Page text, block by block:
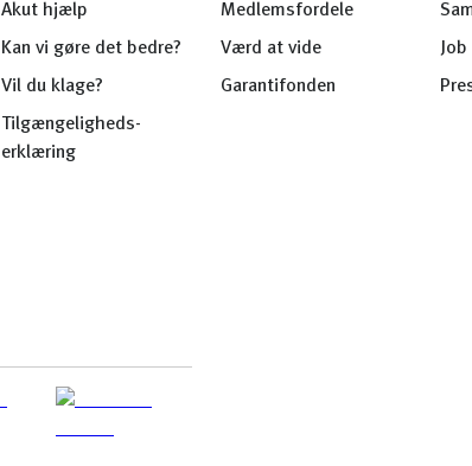
Akut hjælp
Kan vi gøre det bedre?
Vil du klage?
Tilgængeligheds-
erklæring
Medlemsfordele
Værd at vide
Garantifonden